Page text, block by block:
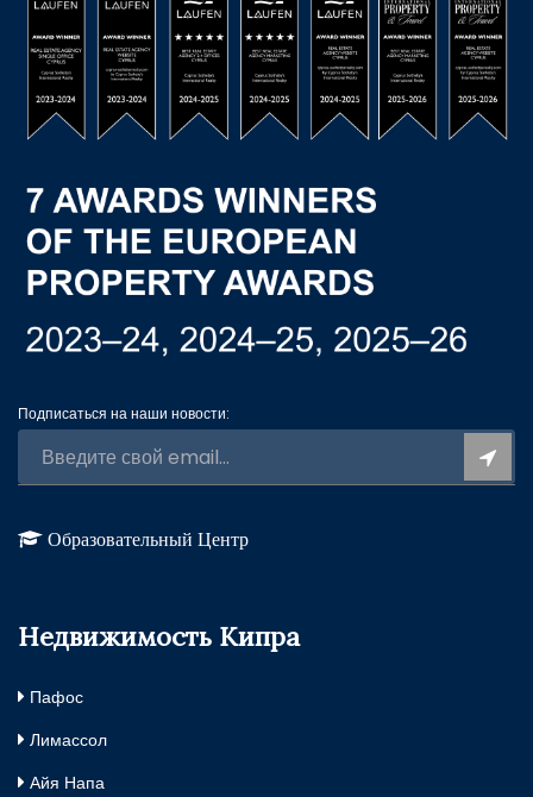
Подписаться на наши новости:
Образовательный Центр
Недвижимость Кипра
Пафос
Лимассол
Айя Напа